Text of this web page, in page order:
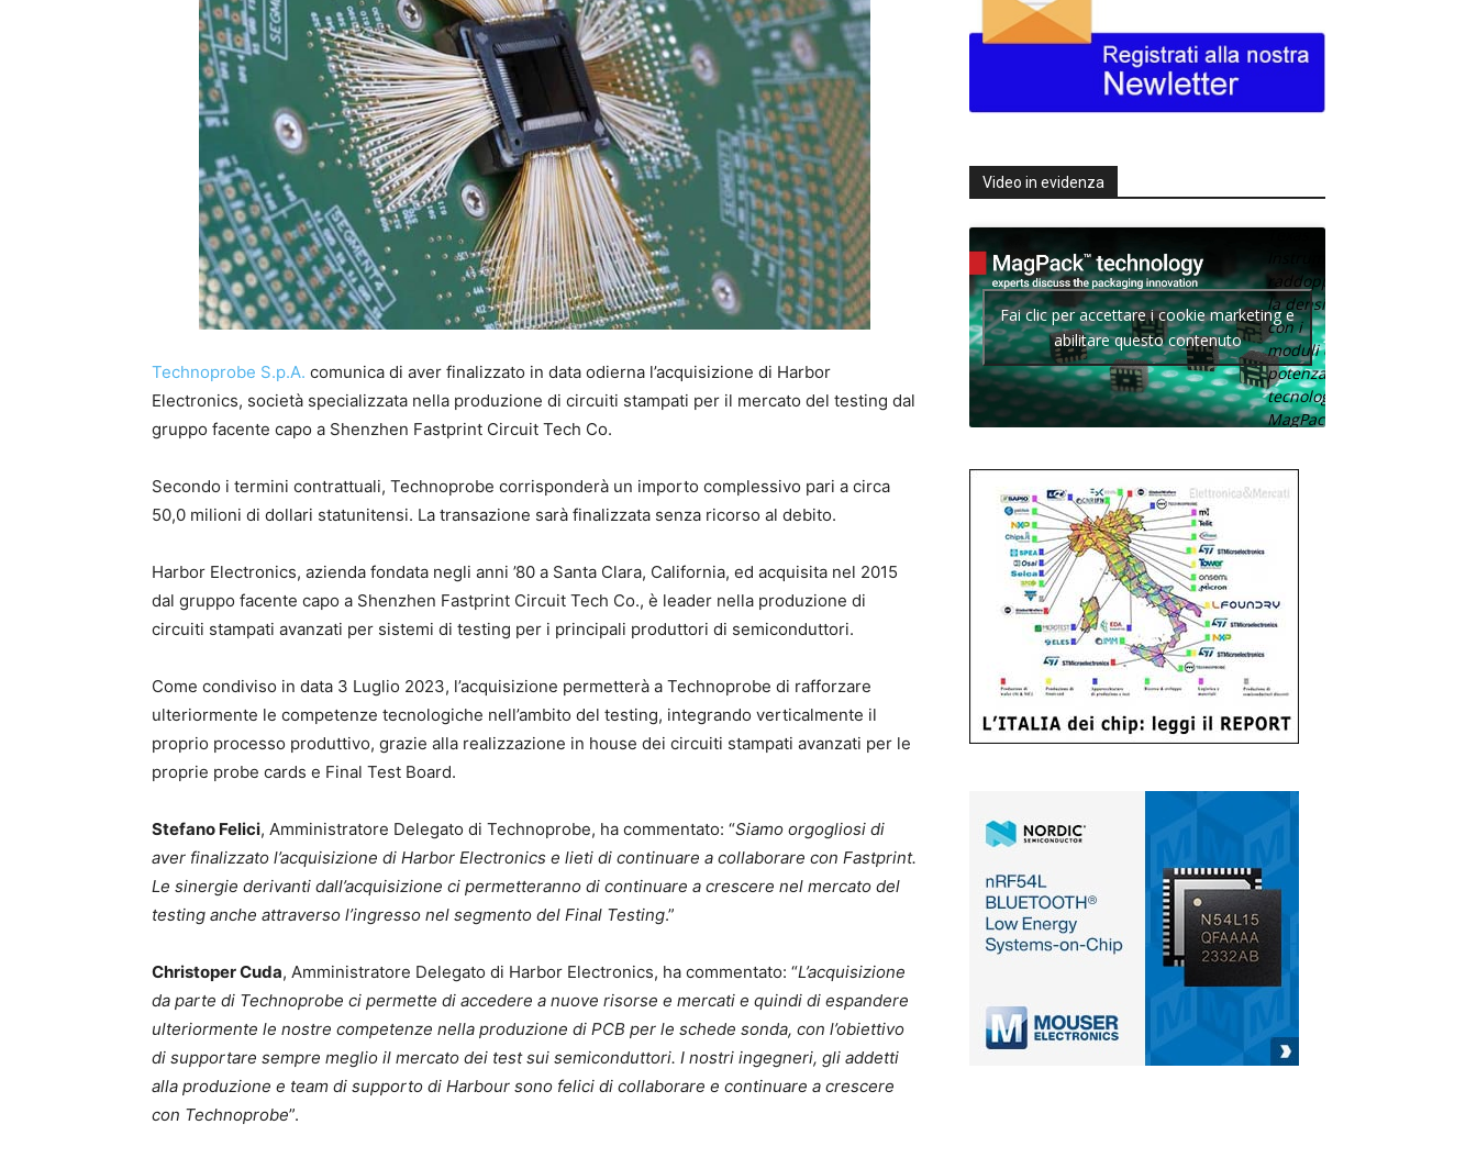
Technoprobe S.p.A. comunica di aver finalizzato in data odierna l’acquisizione di Harbor
Electronics, società specializzata nella produzione di circuiti stampati per il mercato del testing dal
gruppo facente capo a Shenzhen Fastprint Circuit Tech Co.
Secondo i termini contrattuali, Technoprobe corrisponderà un importo complessivo pari a circa
50,0 milioni di dollari statunitensi. La transazione sarà finalizzata senza ricorso al debito.
Harbor Electronics, azienda fondata negli anni ’80 a Santa Clara, California, ed acquisita nel 2015
dal gruppo facente capo a Shenzhen Fastprint Circuit Tech Co., è leader nella produzione di
circuiti stampati avanzati per sistemi di testing per i principali produttori di semiconduttori.
Come condiviso in data 3 Luglio 2023, l’acquisizione permetterà a Technoprobe di rafforzare
ulteriormente le competenze tecnologiche nell’ambito del testing, integrando verticalmente il
proprio processo produttivo, grazie alla realizzazione in house dei circuiti stampati avanzati per le
proprie probe cards e Final Test Board.
Stefano Felici, Amministratore Delegato di Technoprobe, ha commentato: “Siamo orgogliosi di
aver finalizzato l’acquisizione di Harbor Electronics e lieti di continuare a collaborare con Fastprint.
Le sinergie derivanti dall’acquisizione ci permetteranno di continuare a crescere nel mercato del
testing anche attraverso l’ingresso nel segmento del Final Testing.”
Christoper Cuda, Amministratore Delegato di Harbor Electronics, ha commentato: “L’acquisizione
da parte di Technoprobe ci permette di accedere a nuove risorse e mercati e quindi di espandere
ulteriormente le nostre competenze nella produzione di PCB per le schede sonda, con l’obiettivo
di supportare sempre meglio il mercato dei test sui semiconduttori. I nostri ingegneri, gli addetti
alla produzione e team di supporto di Harbour sono felici di collaborare e continuare a crescere
con Technoprobe”.
Video in evidenza
Texas
raddoppia
la densità
con i
moduli di
potenza con
tecnologia
MagPack.
Fai clic per accettare i cookie marketing e
abilitare questo contenuto